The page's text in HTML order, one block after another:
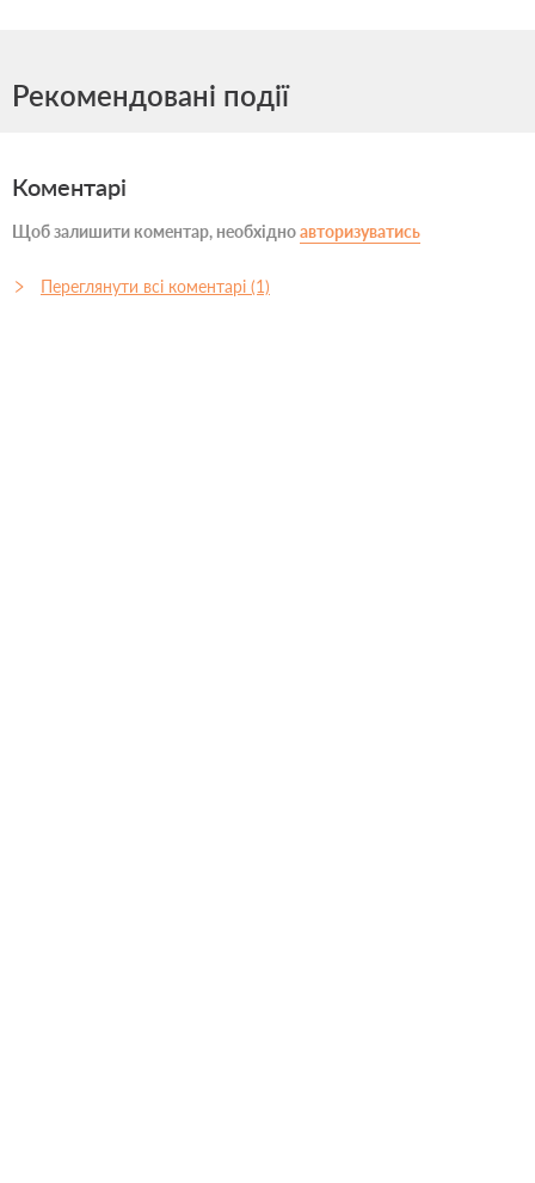
Рекомендовані події
Коментарі
Щоб залишити коментар, необхідноавторизуватись
Переглянути всі коментарі (1)